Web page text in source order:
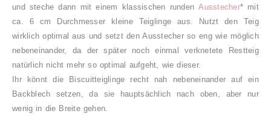
und steche dann mit einem klassischen rundenAusstecher* mit
ca. 6 cm Durchmesser kleine Teiglinge aus. Nutzt den Teig
wirklich optimal aus und setzt den Ausstecher so eng wie möglich
nebeneinander, da der später noch einmal verknetete Restteig
natürlich nicht mehr so optimal aufgeht, wie dieser.
Ihr könnt die Biscuitteiglinge recht nah nebeneinander auf ein
Backblech setzen, da sie hauptsächlich nach oben, aber nur
wenig in die Breite gehen.